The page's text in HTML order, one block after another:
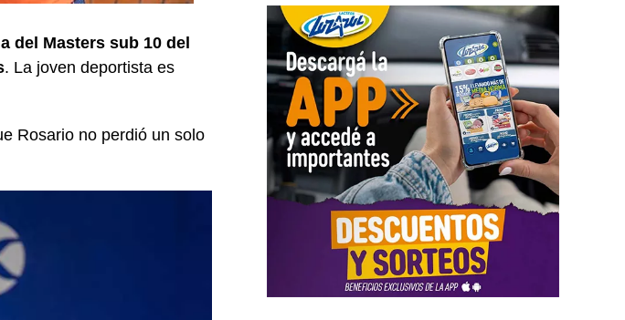
del Masters sub 10 del
. La joven deportista es
Rosario no perdió un solo